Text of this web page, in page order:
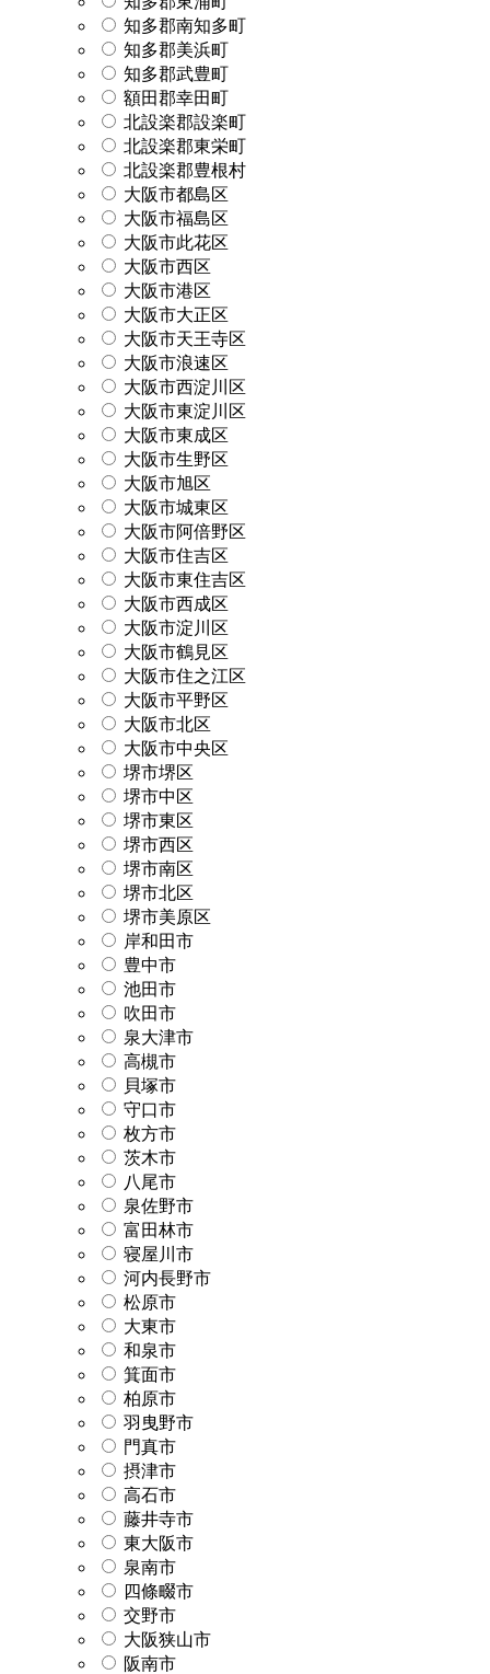
知多郡南知多町
知多郡美浜町
知多郡武豊町
額田郡幸田町
北設楽郡設楽町
北設楽郡東栄町
北設楽郡豊根村
大阪市都島区
大阪市福島区
大阪市此花区
大阪市西区
大阪市港区
大阪市大正区
大阪市天王寺区
大阪市浪速区
大阪市西淀川区
大阪市東淀川区
大阪市東成区
大阪市生野区
大阪市旭区
大阪市城東区
大阪市阿倍野区
大阪市住吉区
大阪市東住吉区
大阪市西成区
大阪市淀川区
大阪市鶴見区
大阪市住之江区
大阪市平野区
大阪市北区
大阪市中央区
堺市堺区
堺市中区
堺市東区
堺市西区
堺市南区
堺市北区
堺市美原区
岸和田市
豊中市
池田市
吹田市
泉大津市
高槻市
貝塚市
守口市
枚方市
茨木市
八尾市
泉佐野市
富田林市
寝屋川市
河内長野市
松原市
大東市
和泉市
箕面市
柏原市
羽曳野市
門真市
摂津市
高石市
藤井寺市
東大阪市
泉南市
四條畷市
交野市
大阪狭山市
阪南市